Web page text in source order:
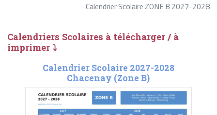
Calendrier Scolaire ZONE B 2027-2028
Calendriers Scolaires à télécharger / à
imprimer ⤵
Calendrier Scolaire 2027-2028
Chacenay (Zone B)